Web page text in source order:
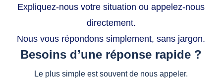
Expliquez-nous votre situation ou appelez-nous
directement.
Nous vous répondons simplement, sans jargon.
Besoins d’une réponse rapide ?
Le plus simple est souvent de nous appeler.